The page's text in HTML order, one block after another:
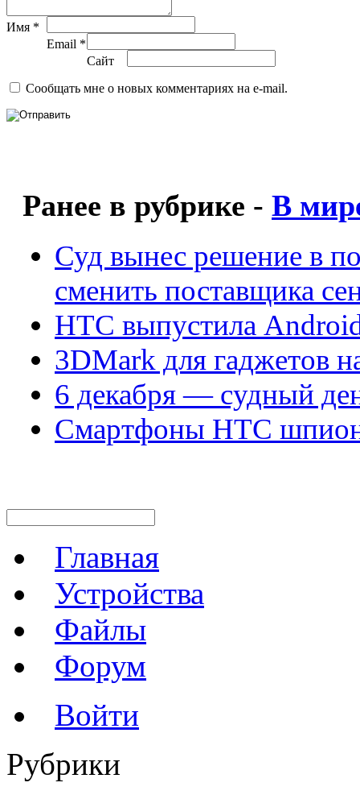
Имя *
Email *
Сайт
Сообщать мне о новых комментариях на e-mail.
Ранее в рубрике - В
Суд вынес решение в
сменить поставщика
HTC выпустила
3DMark для гаджетов
6 декабря — судный
Смартфоны HTC
Главная
Устройства
Файлы
Форум
Войти
Рубрики